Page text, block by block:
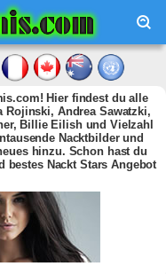
Hier findest du alle
Rojinski, Andrea Sawatzki,
Billie Eilish und Vielzahl
Nacktbilder und
hinzu. Schon hast du
bestes Nackt Stars Angebot